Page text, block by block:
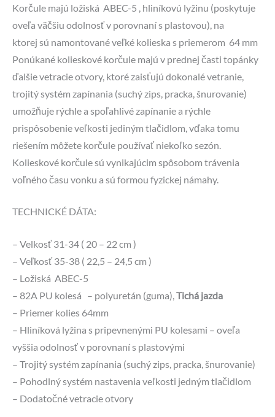
Korčule majú ložiská ABEC-5 , hliníkovú lyžinu (poskytuje
oveľa väčšiu odolnosť v porovnaní s plastovou), na
ktorej sú namontované veľké kolieska s priemerom 64 mm
Ponúkané kolieskové korčule majú v prednej časti topánky
ďalšie vetracie otvory, ktoré zaisťujú dokonalé vetranie,
trojitý systém zapínania (suchý zips, pracka, šnurovanie)
umožňuje rýchle a spoľahlivé zapínanie a rýchle
prispôsobenie veľkosti jediným tlačidlom, vďaka tomu
riešením môžete korčule používať niekoľko sezón.
Kolieskové korčule sú vynikajúcim spôsobom trávenia
voľného času vonku a sú formou fyzickej námahy.
TECHNICKÉ DÁTA:
– Velkosť 31-34 ( 20 – 22 cm )
– Veľkosť 35-38 ( 22,5 – 24,5 cm )
– Ložiská ABEC-5
– 82A PU kolesá – polyuretán (guma),Tichá jazda
– Priemer kolies 64mm
– Hliníková lyžina s pripevnenými PU kolesami – oveľa
vyššia odolnosť v porovnaní s plastovými
– Trojitý systém zapínania (suchý zips, pracka, šnurovanie)
– Pohodlný systém nastavenia veľkosti jedným tlačidlom
– Dodatočné vetracie otvory